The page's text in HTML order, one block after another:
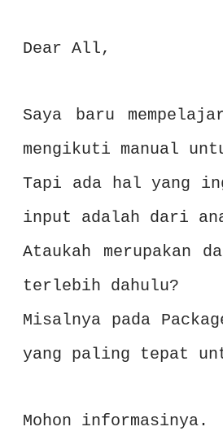
Dear All,
Saya baru
mengikuti manual
Tapi ada hal yang
input adalah dari
Ataukah merupakan
terlebih dahulu?
Misalnya pada
yang paling tepat
Mohon informasinya.